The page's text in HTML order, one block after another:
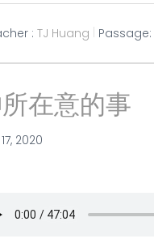
: TJ Huang Passage:
在意的事
2020